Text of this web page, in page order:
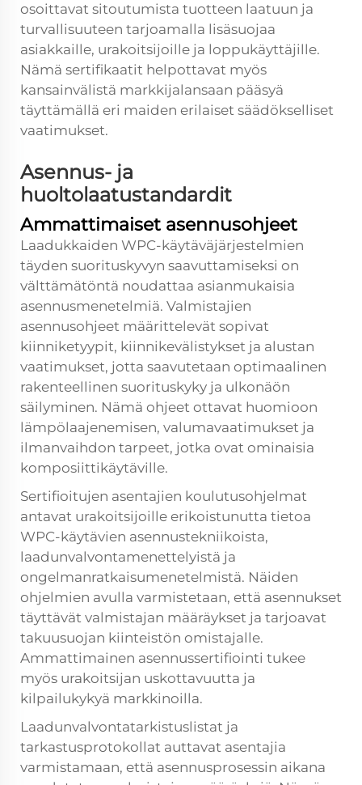
osoittavat sitoutumista tuotteen laatuun ja
turvallisuuteen tarjoamalla lisäsuojaa
asiakkaille, urakoitsijoille ja loppukäyttäjille.
Nämä sertifikaatit helpottavat myös
kansainvälistä markkijalansaan pääsyä
täyttämällä eri maiden erilaiset säädökselliset
vaatimukset.
Asennus- ja
huoltolaatustandardit
Ammattimaiset asennusohjeet
Laadukkaiden WPC-käytäväjärjestelmien
täyden suorituskyvyn saavuttamiseksi on
välttämätöntä noudattaa asianmukaisia
asennusmenetelmiä. Valmistajien
asennusohjeet määrittelevät sopivat
kiinniketyypit, kiinnikevälistykset ja alustan
vaatimukset, jotta saavutetaan optimaalinen
rakenteellinen suorituskyky ja ulkonäön
säilyminen. Nämä ohjeet ottavat huomioon
lämpölaajenemisen, valumavaatimukset ja
ilmanvaihdon tarpeet, jotka ovat ominaisia
komposiittikäytäville.
Sertifioitujen asentajien koulutusohjelmat
antavat urakoitsijoille erikoistunutta tietoa
WPC-käytävien asennustekniikoista,
laadunvalvontamenettelyistä ja
ongelmanratkaisumenetelmistä. Näiden
ohjelmien avulla varmistetaan, että asennukset
täyttävät valmistajan määräykset ja tarjoavat
takuusuojan kiinteistön omistajalle.
Ammattimainen asennussertifiointi tukee
myös urakoitsijan uskottavuutta ja
kilpailukykyä markkinoilla.
Laadunvalvontatarkistuslistat ja
tarkastusprotokollat auttavat asentajia
varmistamaan, että asennusprosessin aikana